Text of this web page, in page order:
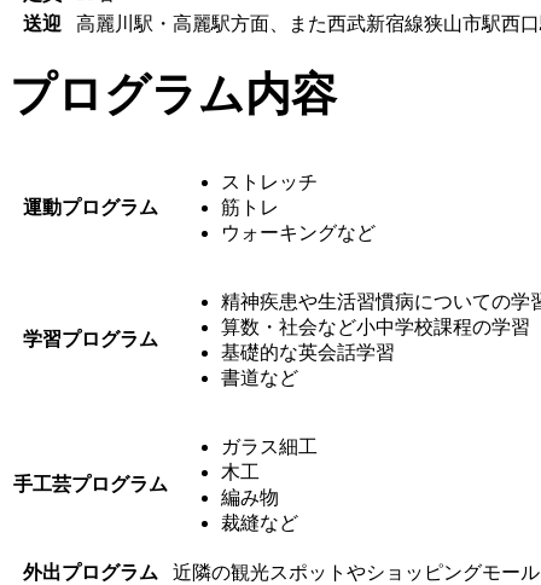
送迎
高麗川駅・高麗駅方面、また西武新宿線狭山市駅西
プログラム内容
運動プログラム
ストレッチ
筋トレ
ウォーキングなど
学習プログラム
精神疾患や生活習慣病についての学
算数・社会など小中学校課程の学習
基礎的な英会話学習
書道など
手工芸プログラム
ガラス細工
木工
編み物
裁縫など
外出プログラム 近隣の観光スポットやショッピングモー